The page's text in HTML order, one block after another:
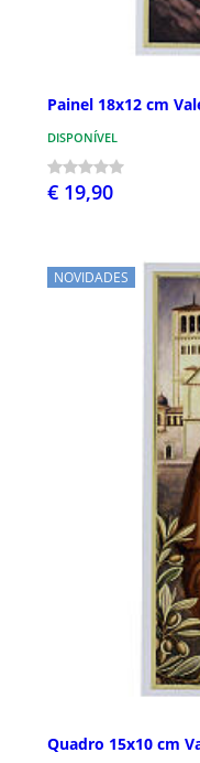
Painel 18x12 cm
DISPONÍVEL
€ 19,90
NOVIDADES
Quadro 15x10 cm